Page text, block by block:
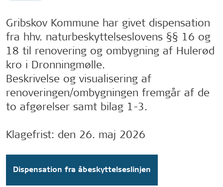
Gribskov Kommune har givet dispensation
fra hhv. naturbeskyttelseslovens §§ 16 og
18 til renovering og ombygning af Hulerød
kro i Dronningmølle.
Beskrivelse og visualisering af
renoveringen/ombygningen fremgår af de
to afgørelser samt bilag 1-3.
Klagefrist: den 26. maj 2026
Dispensation fra åbeskyttelseslinjen